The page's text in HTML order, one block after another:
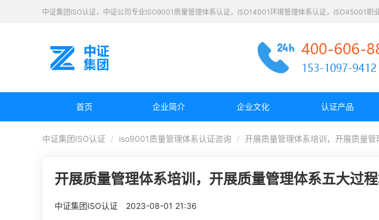
中证集团ISO认证，中证公司专业ISO9001质量管理体系认证，ISO14001环境管理体系认证，ISO45001职
首页 企业简介 企业文化 认证产品
中证集团ISO认证 iso9001质量管理体系认证咨询 开展质量管理体系培训，开展质量管
开展质量管理体系培训，开展质量管理体系五大过程
中证集团ISO认证 2023-08-01 21:36